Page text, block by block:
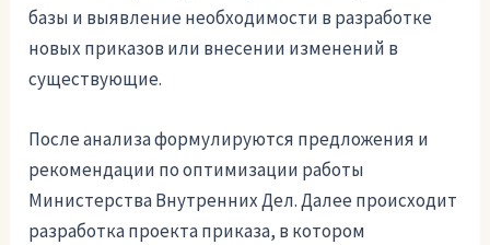
базы и выявление необходимости в разработке
новых приказов или внесении изменений в
существующие.
После анализа формулируются предложения и
рекомендации по оптимизации работы
Министерства Внутренних Дел. Далее происходит
разработка проекта приказа, в котором